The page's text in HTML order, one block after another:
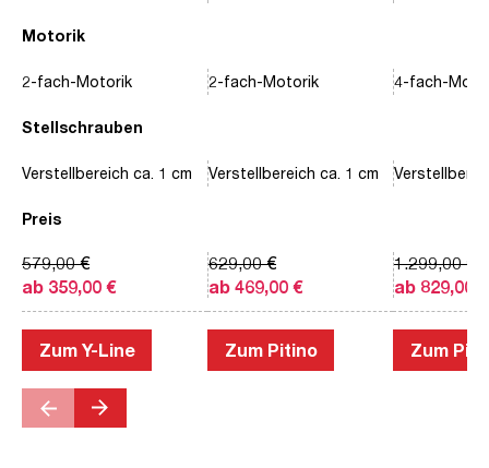
Motorik
Stellschrauben
Preis
2-fach-Motorik
Verstellbereich ca. 1 cm
ab 359,00 €
579,00 €
Zum Y-Line
2-fach-Motorik
Verstellbereich ca. 1 cm
ab 469,00 €
629,00 €
Zum Pitino
4-fach-
ab 829,00 €
1.299,00 €
Zum